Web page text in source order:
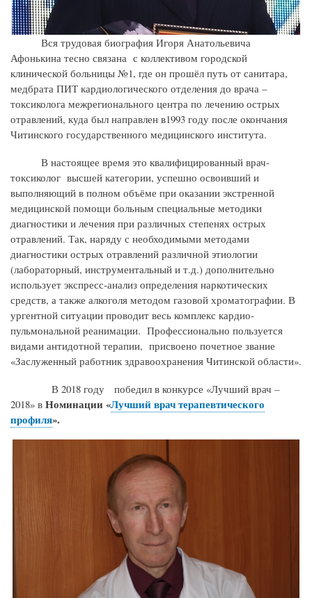
Вся трудовая биография Игоря Анатольевича
Афонькина тесно связана с коллективом городской
клинической больницы №1, где он прошёл путь от санитара,
медбрата ПИТ кардиологического отделения до врача –
токсиколога межрегионального центра по лечению острых
отравлений, куда был направлен в1993 году после окончания
Читинского государственного медицинского института.
В настоящее время это квалифицированный врач-
токсиколог высшей категории, успешно освоивший и
выполняющий в полном объёме при оказании экстренной
медицинской помощи больным специальные методики
диагностики и лечения при различных степенях острых
отравлений. Так, наряду с необходимыми методами
диагностики острых отравлений различной этиологии
(лабораторный, инструментальный и т.д.) дополнительно
использует экспресс-анализ определения наркотических
средств, а также алкоголя методом газовой хроматографии. В
ургентной ситуации проводит весь комплекс кардио-
пульмональной реанимации. Профессионально пользуется
видами антидотной терапии, присвоено почетное звание
«Заслуженный работник здравоохранения Читинской области».
В 2018 году победил в конкурсе «Лучший врач –
2018» в Номинации «Лучший врач терапевтического
профиля».